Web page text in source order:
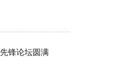
锋论坛圆满